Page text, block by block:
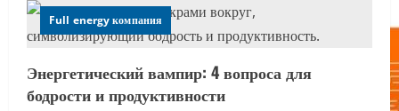
Full energy компания
Энергетический вампир: 4 вопроса для
бодрости и продуктивности